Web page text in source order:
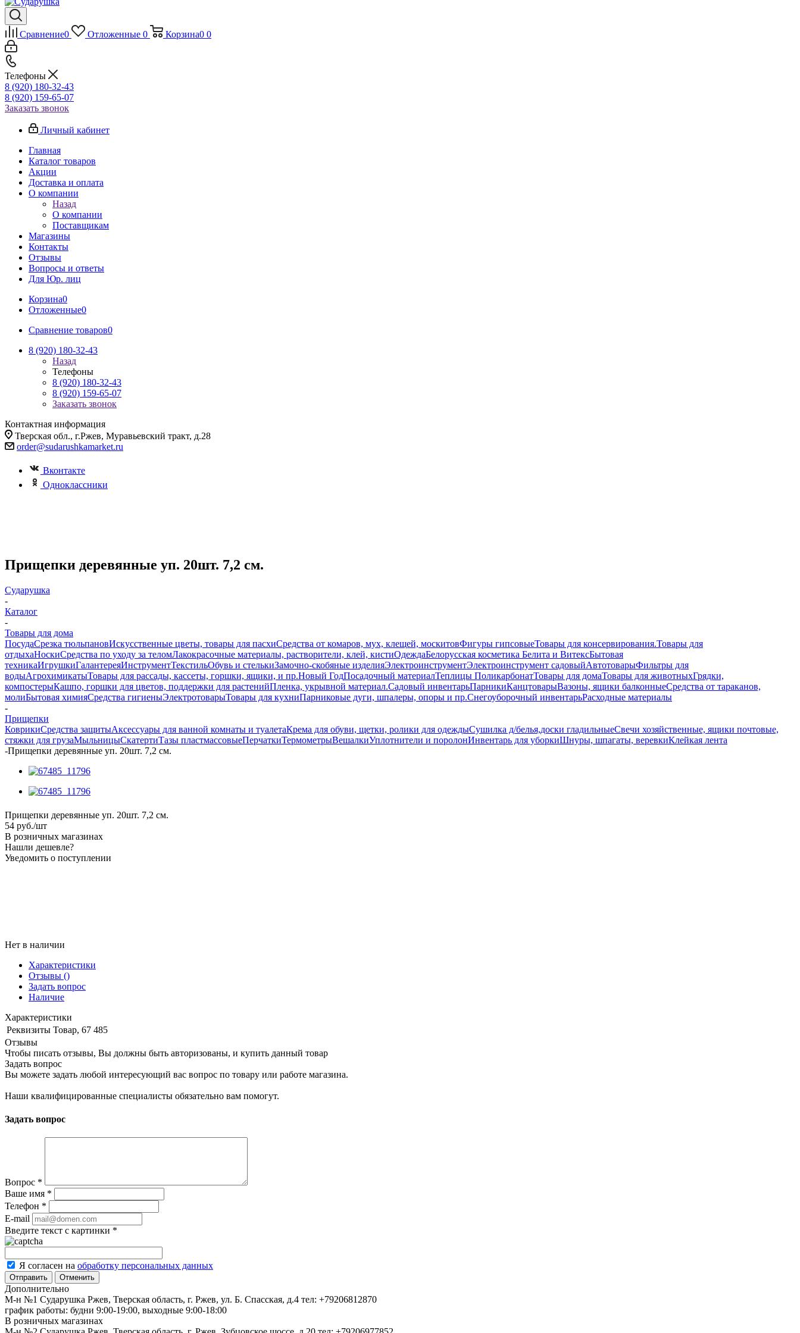
Сравнение0 Отложенные 0 Корзина0 0
Телефоны
8 (920) 180-32-43
8 (920) 159-65-07
Заказать звонок
Личный кабинет
Главная
Каталог товаров
Акции
Доставка и оплата
О компании
Назад
О компании
Поставщикам
Магазины
Контакты
Отзывы
Вопросы и ответы
Для Юр. лиц
Корзина0
Отложенные0
Сравнение товаров0
8 (920) 180-32-43
Назад
Телефоны
8 (920) 180-32-43
8 (920) 159-65-07
Заказать звонок
Контактная информация
Тверская обл., г.Ржев, Муравьевский тракт, д.28
order@sudarushkamarket.ru
Вконтакте
Одноклассники
Прищепки деревянные уп. 20шт. 7,2 см.
Сударушка
-
Каталог
-
Товары для дома
ПосудаСрезка тюльпановИскусственные цветы, товары для пасхиСредства от комаров, мух, клещей, москитовФигуры гипсовыеТовары для консервирования.Товары для
отдыхаНоскиСредства по уходу за теломЛакокрасочные материалы, растворители, клей, кистиОдеждаБелорусская косметика Белита и ВитексБытовая
техникаИгрушкиГалантереяИнструментТекстильОбувь и стелькиЗамочно-скобяные изделияЭлектроинструментЭлектроинструмент садовыйАвтотоварыФильтры для
водыАгрохимикатыТовары для рассады, кассеты, горшки, ящики, и пр.Новый ГодПосадочный материалТеплицы ПоликарбонатТовары для домаТовары для животныхГрядки,
компостерыКашпо, горшки для цветов, поддержки для растенийПленка, укрывной материал.Садовый инвентарьПарникиКанцтоварыВазоны, ящики балконныеСредства от тараканов,
молиБытовая химияСредства гигиеныЭлектротоварыТовары для кухниПарниковые дуги, шпалеры, опоры и пр.Снегоуборочный инвентарьРасходные материалы
-
Прищепки
КоврикиСредства защитыАксессуары для ванной комнаты и туалетаКрема для обуви, щетки, ролики для одеждыСушилка д/белья,доски гладильныеСвечи хозяйственные, ящики почтовые,
стяжки для грузаМыльницыСкатертиТазы пластмассовыеПерчаткиТермометрыВешалкиУплотнители и поролонИнвентарь для уборкиШнуры, шпагаты, веревкиКлейкая лента
-Прищепки деревянные уп. 20шт. 7,2 см.
Прищепки деревянные уп. 20шт. 7,2 см.
54 руб./шт
В розничных магазинах
Нашли дешевле?
Уведомить о поступлении
Нет в наличии
Характеристики
Отзывы ()
Задать вопрос
Наличие
Характеристики
Реквизиты Товар, 67 485
Отзывы
Чтобы писать отзывы, Вы должны быть авторизованы, и купить данный товар
Задать вопрос
Вы можете задать любой интересующий вас вопрос по товару или работе магазина.
Наши квалифицированные специалисты обязательно вам помогут.
Задать вопрос
Вопрос *
Ваше имя *
Телефон *
E-mail
Введите текст с картинки *
Я согласен на обработку персональных данных
Отменить
Дополнительно
М-н №1 Сударушка Ржев, Тверская область, г. Ржев, ул. Б. Спасская, д.4 тел: +79206812870
график работы: будни 9:00-19:00, выходные 9:00-18:00
В розничных магазинах